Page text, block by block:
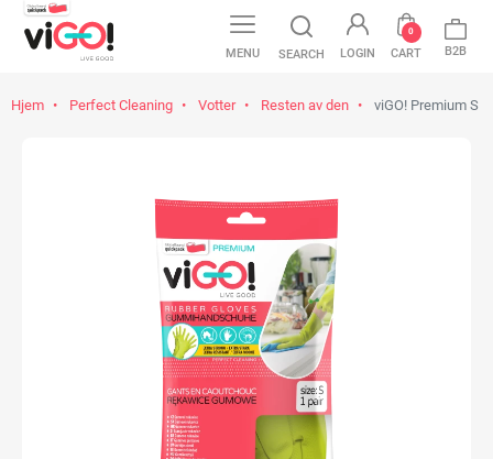
MENU SEARCH LOGIN CART
0
B2B
Hjem Perfect Cleaning Votter Resten av den viGO! Premium S